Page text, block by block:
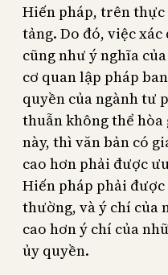
Hiến pháp, trên
tảng. Do đó, việc
cũng như ý nghĩa
cơ quan lập pháp
quyền của ngành tư
thuẫn không thể
này, thì văn bản có
cao hơn phải được
Hiến pháp phải
thường, và ý chí của
cao hơn ý chí của
ủy quyền.